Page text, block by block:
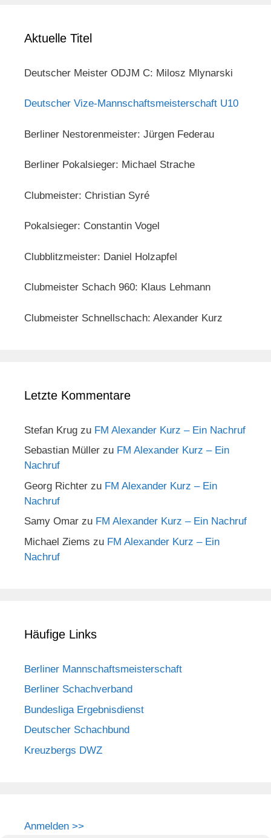
Aktuelle Titel
Deutscher Meister ODJM C: Milosz Mlynarski
Deutscher Vize-Mannschaftsmeisterschaft U10
Berliner Nestorenmeister: Jürgen Federau
Berliner Pokalsieger: Michael Strache
Clubmeister: Christian Syré
Pokalsieger: Constantin Vogel
Clubblitzmeister: Daniel Holzapfel
Clubmeister Schach 960: Klaus Lehmann
Clubmeister Schnellschach: Alexander Kurz
Letzte Kommentare
Stefan Krug zu FM Alexander Kurz – Ein Nachruf
Sebastian Müller zu FM Alexander Kurz – Ein
Nachruf
Georg Richter zu FM Alexander Kurz – Ein
Nachruf
Samy Omar zu FM Alexander Kurz – Ein Nachruf
Michael Ziems zu FM Alexander Kurz – Ein
Nachruf
Häufige Links
Berliner Mannschaftsmeisterschaft
Berliner Schachverband
Bundesliga Ergebnisdienst
Deutscher Schachbund
Kreuzbergs DWZ
Anmelden >>